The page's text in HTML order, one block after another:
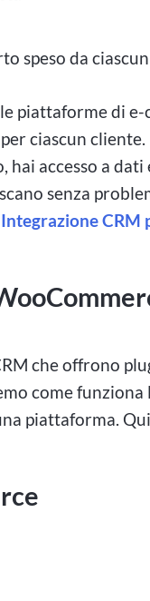
dove la posta in
alta
d'azzardo che
con molti
non è
popolari
online lo ha
mondo del gioco
speso da
piattaforme di
ciascun
accesso a
senza
Integrazione CRM
che offrono
come
piattaforma.